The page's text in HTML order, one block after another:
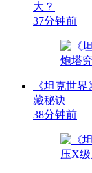
大？
37分钟前
《坦克世
藏秘诀
38分钟前